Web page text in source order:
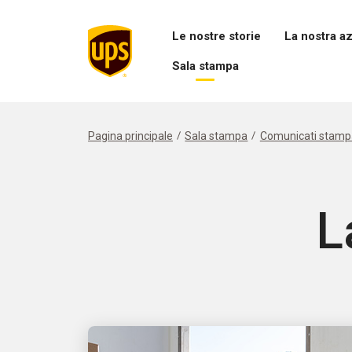
Le nostre storie
il
storie
La nostra
azienda
Sala stampa
stampa
Pagina principale Sala stampa Comunicati